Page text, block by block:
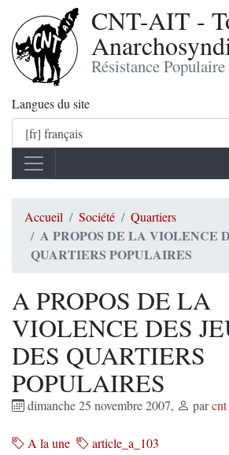
CNT-AIT -
Résistance
Langues du site
Accueil Société Quartiers
A PROPOS DE LA VIOLENCE
QUARTIERS POPULAIRES
A PROPOS DE LA
VIOLENCE DES
DES QUARTIERS
POPULAIRES
dimanche 25 novembre 2007, parcnt
A la une article_a_103